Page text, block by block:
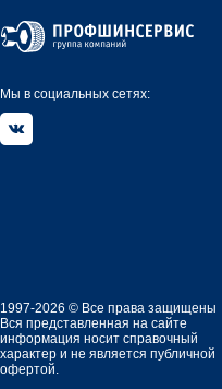
Мы в социальных сетях:
1997-2026 © Все права защищены
Вся представленная на сайте
информация носит справочный
характер и не является публичной
офертой.